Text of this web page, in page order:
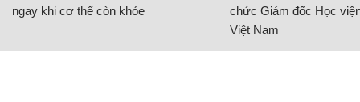
ngay khi cơ thể còn khỏe
chức Giám đốc Học
Việt Nam